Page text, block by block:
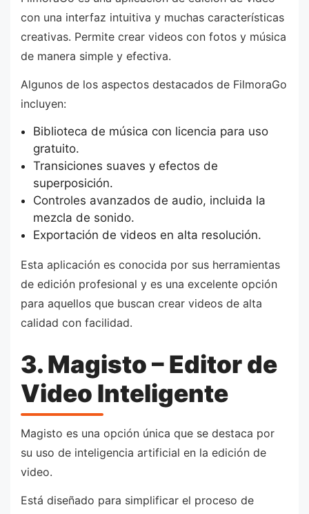
con una interfaz intuitiva y muchas características
creativas. Permite crear videos con fotos y música
de manera simple y efectiva.
Algunos de los aspectos destacados de FilmoraGo
incluyen:
Biblioteca de música con licencia para uso
gratuito.
Transiciones suaves y efectos de
superposición.
Controles avanzados de audio, incluida la
mezcla de sonido.
Exportación de videos en alta resolución.
Esta aplicación es conocida por sus herramientas
de edición profesional y es una excelente opción
para aquellos que buscan crear videos de alta
calidad con facilidad.
3. Magisto – Editor de
Video Inteligente
Magisto es una opción única que se destaca por
su uso de inteligencia artificial en la edición de
video.
Está diseñado para simplificar el proceso de